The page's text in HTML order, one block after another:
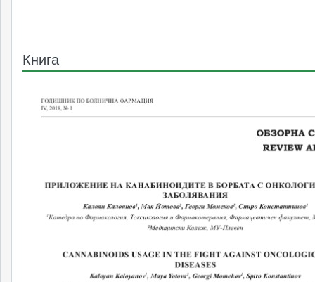
Книга